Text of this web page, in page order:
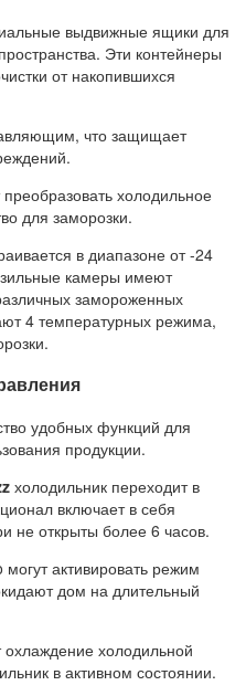
выдвижные ящики для
Эти контейнеры
от накопившихся
что защищает
холодильное
для заморозки.
в диапазоне от -24
камеры имеют
замороженных
4 температурных режима,
удобных функций для
продукции.
холодильник переходит в
включает в себя
не открыты более 6 часов.
активировать режим
дом на длительный
холодильной
в активном состоянии.